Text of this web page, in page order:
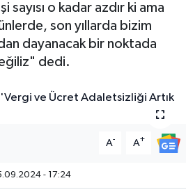
sayısı o kadar azdır ki ama
son yıllarda bizim
dayanacak bir noktada
dedi.
A- A+
- 17:24